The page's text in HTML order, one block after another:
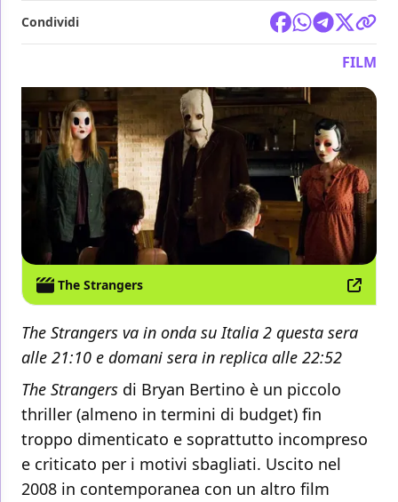
Condividi
FILM
The Strangers
The Strangers va in onda su Italia 2 questa sera
alle 21:10 e domani sera in replica alle 22:52
The Strangers di Bryan Bertino è un piccolo
thriller (almeno in termini di budget) fin
troppo dimenticato e soprattutto incompreso
e criticato per i motivi sbagliati. Uscito nel
2008 in contemporanea con un altro film